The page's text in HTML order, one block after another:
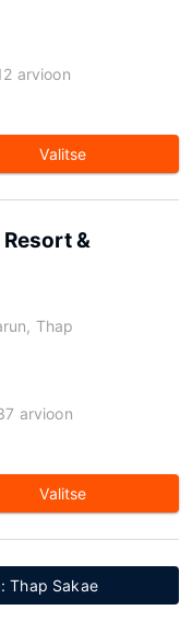
arvioon
Valitse
&
Thap
arvioon
Valitse
Thap Sakae